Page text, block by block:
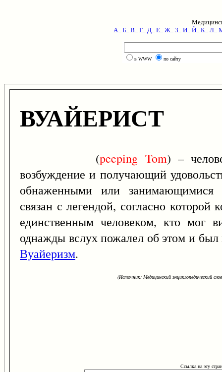
А.. Б.. В.. Г.. Д.. Е.. Ж.. З.. И.. Й.. К.. Л..
в WWW по сайту
ВУАЙЕРИСТ
(peeping Tom) –
возбуждение и получающий
обнаженными или
связан с легендой, согласно которой
единственным человеком, кто мог
однажды вслух пожалел об этом и
Вуайеризм.
(Источник: Медицинский энциклопедический
Ссылка на эту